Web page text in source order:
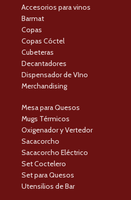
Accesorios para vinos
Barmat
Copas
Copas Cóctel
Cubeteras
Decantadores
Dispensador de VIno
Merchandising
Mesa para Quesos
Mugs Térmicos
Oxigenador y Vertedor
Sacacorcho
Sacacorcho Eléctrico
Set Coctelero
Set para Quesos
Utensilios de Bar